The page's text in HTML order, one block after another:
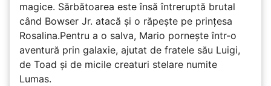
magice. Sărbătoarea este însă întreruptă brutal
când Bowser Jr. atacă și o răpește pe prinţesa
Rosalina.Pentru a o salva, Mario pornește într-o
aventură prin galaxie, ajutat de fratele său Luigi,
de Toad și de micile creaturi stelare numite
Lumas.